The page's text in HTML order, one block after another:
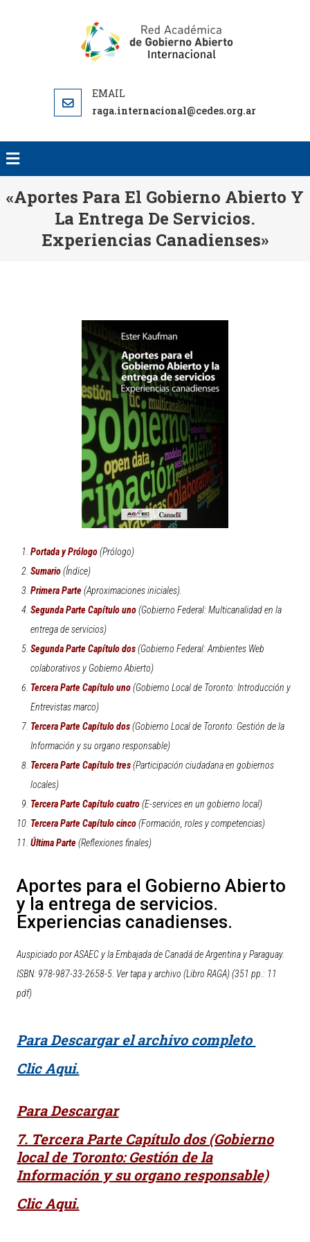
raga.internacional@cedes.org.ar
«Aportes Para El Gobierno Abierto Y
La Entrega De Servicios.
Experiencias Canadienses»
Portada y Prólogo (Prólogo)
Sumario (Índice)
Primera Parte(Aproximaciones iniciales).
Segunda Parte Capítulo uno(Gobierno Federal: Multicanalidad en la
entrega de servicios)
Segunda Parte Capítulo dos(Gobierno Federal: Ambientes Web
colaborativos y Gobierno Abierto)
Tercera Parte Capítulo uno(Gobierno Local de Toronto: Introducción y
Entrevistas marco)
Tercera Parte Capítulo dos(Gobierno Local de Toronto: Gestión de la
Información y su organo responsable)
Tercera Parte Capítulo tres(Participación ciudadana en gobiernos
locales)
Tercera Parte Capítulo cuatro(E-services en un gobierno local)
Tercera Parte Capítulo cinco(Formación, roles y competencias)
Última Parte(Reflexiones finales)
Aportes para el Gobierno Abierto
y la entrega de servicios.
Experiencias canadienses.
Auspiciado por ASAEC y la Embajada de Canadá de Argentina y Paraguay.
ISBN: 978-987-33-2658-5. Ver tapa y archivo (Libro RAGA) (351 pp.: 11
pdf)
Para Descargar el archivo completo
Clic Aqui.
Para Descargar
7. Tercera Parte Capítulo dos (Gobierno
local de Toronto: Gestión de la
Información y su organo responsable)
Clic Aqui.